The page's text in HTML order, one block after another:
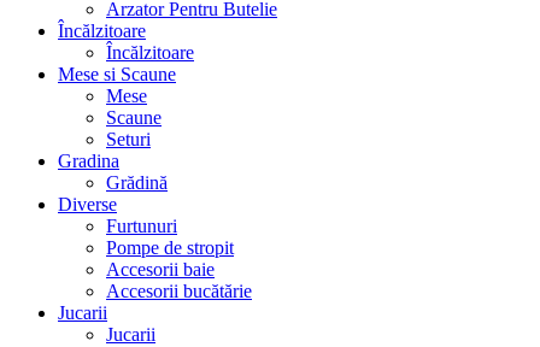
Arzator Pentru Butelie
Încălzitoare
Încălzitoare
Mese si Scaune
Mese
Scaune
Seturi
Gradina
Grădină
Diverse
Furtunuri
Pompe de stropit
Accesorii baie
Accesorii bucătărie
Jucarii
Jucarii